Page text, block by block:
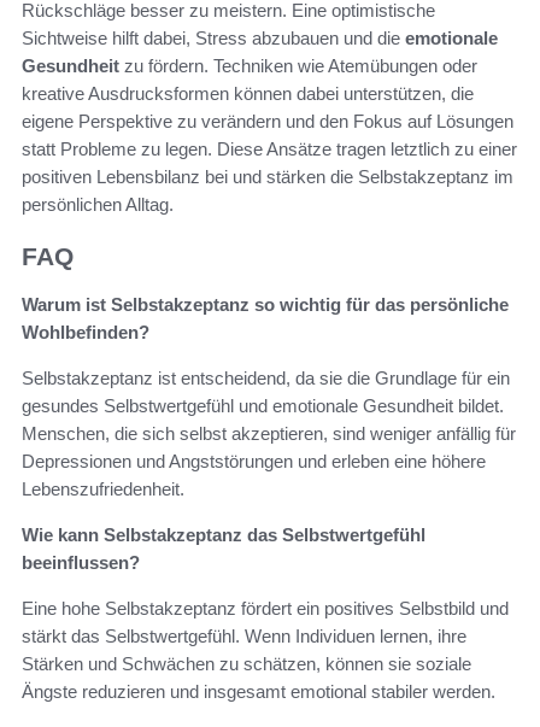
Rückschläge besser zu meistern. Eine optimistische
Sichtweise hilft dabei, Stress abzubauen und die emotionale
Gesundheit zu fördern. Techniken wie Atemübungen oder
kreative Ausdrucksformen können dabei unterstützen, die
eigene Perspektive zu verändern und den Fokus auf Lösungen
statt Probleme zu legen. Diese Ansätze tragen letztlich zu einer
positiven Lebensbilanz bei und stärken die Selbstakzeptanz im
persönlichen Alltag.
FAQ
Warum ist Selbstakzeptanz so wichtig für das persönliche
Wohlbefinden?
Selbstakzeptanz ist entscheidend, da sie die Grundlage für ein
gesundes Selbstwertgefühl und emotionale Gesundheit bildet.
Menschen, die sich selbst akzeptieren, sind weniger anfällig für
Depressionen und Angststörungen und erleben eine höhere
Lebenszufriedenheit.
Wie kann Selbstakzeptanz das Selbstwertgefühl
beeinflussen?
Eine hohe Selbstakzeptanz fördert ein positives Selbstbild und
stärkt das Selbstwertgefühl. Wenn Individuen lernen, ihre
Stärken und Schwächen zu schätzen, können sie soziale
Ängste reduzieren und insgesamt emotional stabiler werden.